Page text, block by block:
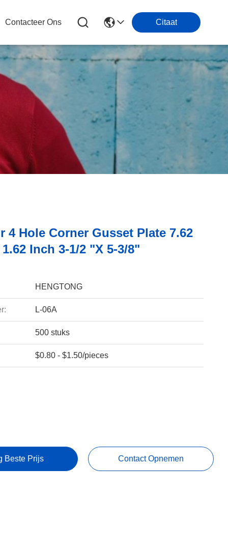
Contacteer Ons Citaat
4 Hole Corner Gusset Plate 7.62
1.62 Inch 3-1/2 "x 5-3/8"
HENGTONG
L-06A
500 stuks
$0.80 - $1.50/pieces
Beste Prijs Contact Opnemen